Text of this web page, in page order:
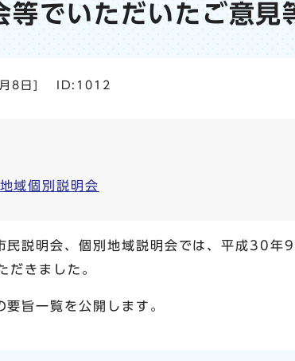
等でいただいたご意見
8日 ID:1012
域個別説明会
民説明会、個別地域説明会では、平成30
きました。
旨一覧を公開します。